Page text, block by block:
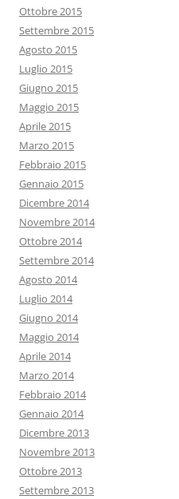
Ottobre 2015
Settembre 2015
Agosto 2015
Luglio 2015
Giugno 2015
Maggio 2015
Aprile 2015
Marzo 2015
Febbraio 2015
Gennaio 2015
Dicembre 2014
Novembre 2014
Ottobre 2014
Settembre 2014
Agosto 2014
Luglio 2014
Giugno 2014
Maggio 2014
Aprile 2014
Marzo 2014
Febbraio 2014
Gennaio 2014
Dicembre 2013
Novembre 2013
Ottobre 2013
Settembre 2013